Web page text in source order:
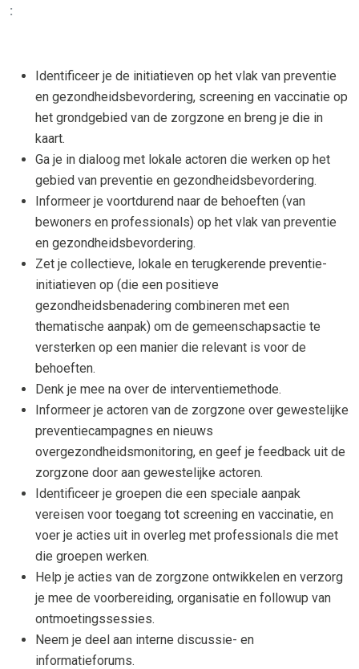
:
Identificeer je de initiatieven op het vlak van preventie
en gezondheidsbevordering, screening en vaccinatie op
het grondgebied van de zorgzone en breng je die in
kaart.
Ga je in dialoog met lokale actoren die werken op het
gebied van preventie en gezondheidsbevordering.
Informeer je voortdurend naar de behoeften (van
bewoners en professionals) op het vlak van preventie
en gezondheidsbevordering.
Zet je collectieve, lokale en terugkerende preventie-
initiatieven op (die een positieve
gezondheidsbenadering combineren met een
thematische aanpak) om de gemeenschapsactie te
versterken op een manier die relevant is voor de
behoeften.
Denk je mee na over de interventiemethode.
Informeer je actoren van de zorgzone over gewestelijke
preventiecampagnes en nieuws
overgezondheidsmonitoring, en geef je feedback uit de
zorgzone door aan gewestelijke actoren.
Identificeer je groepen die een speciale aanpak
vereisen voor toegang tot screening en vaccinatie, en
voer je acties uit in overleg met professionals die met
die groepen werken.
Help je acties van de zorgzone ontwikkelen en verzorg
je mee de voorbereiding, organisatie en followup van
ontmoetingssessies.
Neem je deel aan interne discussie- en
informatieforums.